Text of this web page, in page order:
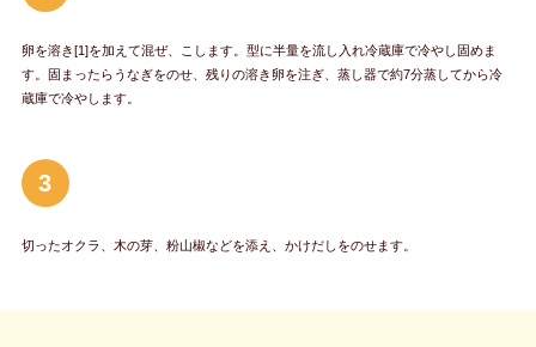
卵を溶き[1]を加えて混ぜ、こします。型に半量を流し入れ冷蔵庫で冷やし固めま
す。固まったらうなぎをのせ、残りの溶き卵を注ぎ、蒸し器で約7分蒸してから冷
蔵庫で冷やします。
3
切ったオクラ、木の芽、粉山椒などを添え、かけだしをのせます。